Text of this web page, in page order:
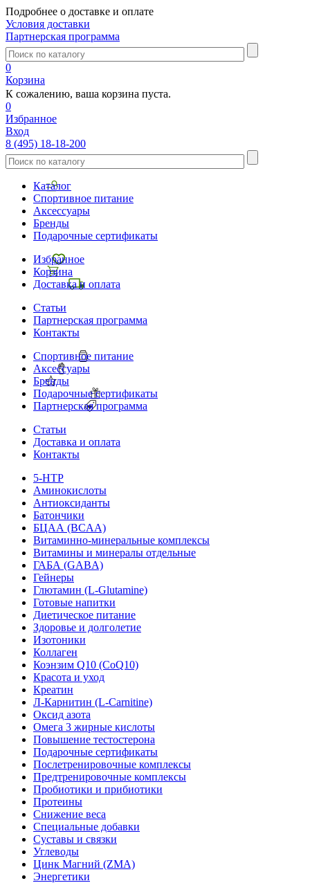
Подробнее о доставке и оплате
Условия доставки
Партнерская программа
0
Корзина
К сожалению, ваша корзина пуста.
0
Избранное
Вход
8 (495) 18-18-200
Каталог
Спортивное питание
Аксессуары
Бренды
Подарочные сертификаты
Избранное
Корзина
Доставка и оплата
Статьи
Партнерская программа
Контакты
Спортивное питание
Аксессуары
Бренды
Подарочные сертификаты
Партнерская программа
Статьи
Доставка и оплата
Контакты
5-HTP
Аминокислоты
Антиоксиданты
Батончики
БЦАА (BCAA)
Витаминно-минеральные комплексы
Витамины и минералы отдельные
ГАБА (GABA)
Гейнеры
Глютамин (L-Glutamine)
Готовые напитки
Диетическое питание
Здоровье и долголетие
Изотоники
Коллаген
Коэнзим Q10 (CoQ10)
Красота и уход
Креатин
Л-Карнитин (L-Сarnitine)
Оксид азота
Омега 3 жирные кислоты
Повышение тестостерона
Подарочные сертификаты
Послетренировочные комплексы
Предтренировочные комплексы
Пробиотики и прибиотики
Протеины
Снижение веса
Специальные добавки
Суставы и связки
Углеводы
Цинк Магний (ZMA)
Энергетики